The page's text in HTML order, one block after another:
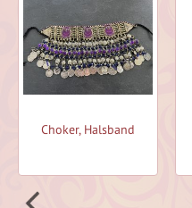
Choker, Halsband